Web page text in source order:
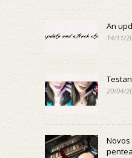
An
14/11/
20/04/